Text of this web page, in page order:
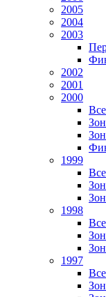
2005
2004
2003
2002
2001
2000
1999
1998
1997